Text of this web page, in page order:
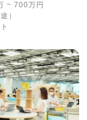
~700万 円
）